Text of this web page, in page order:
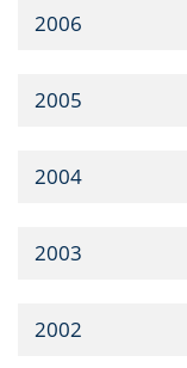
2006
2005
2004
2003
2002